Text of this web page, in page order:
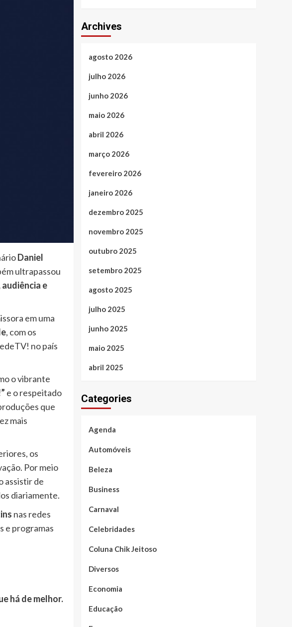
Daniel
ultrapassou
e
em uma
, com os
no país
o vibrante
e o respeitado
que
mais
os
Por meio
assistir de
diariamente.
nas redes
e programas
há de melhor.
Archives
agosto 2026
julho 2026
junho 2026
maio 2026
abril 2026
março 2026
fevereiro 2026
janeiro 2026
dezembro 2025
novembro 2025
outubro 2025
setembro 2025
agosto 2025
julho 2025
junho 2025
maio 2025
abril 2025
Categories
Agenda
Automóveis
Beleza
Business
Carnaval
Celebridades
Coluna Chik Jeitoso
Diversos
Economia
Educação